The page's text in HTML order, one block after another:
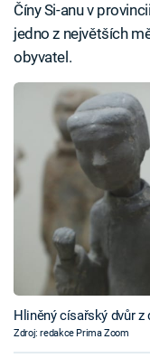
Číny Si-anu v
jedno z největších
obyvatel.
Hliněný císařský dvůr z
Zdroj: redakce Prima Zoom